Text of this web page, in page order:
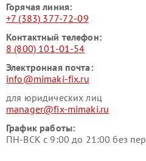
Горячая линия:
+7 (383) 377-72-09
Контактный телефон:
8 (800) 101-01-54
Электронная почта:
info@mimaki-fix.ru
для юридических лиц
manager@fix-mimaki.ru
График работы:
ПН-ВСК с 9:00 до 21:00 без